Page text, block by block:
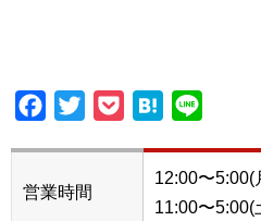
Facebook
Twitter PocketHatena
営業時間
12:00〜5:00(
11:00〜5:00(